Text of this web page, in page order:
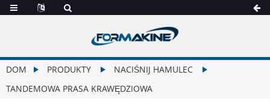
DOM PRODUKTY
NACIŚNIJ HAMULEC
TANDEMOWA PRASA KRAWĘDZIOWA